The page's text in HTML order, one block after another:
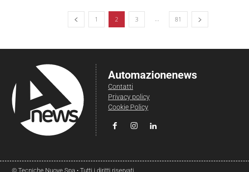
1 2 3 ... 81
Automazionenews
Contatti
Privacy policy
Cookie Policy
© Tecniche Nuove Spa • Tutti i diritti riservati.